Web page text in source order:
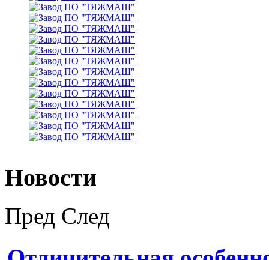
Новости
Пред След